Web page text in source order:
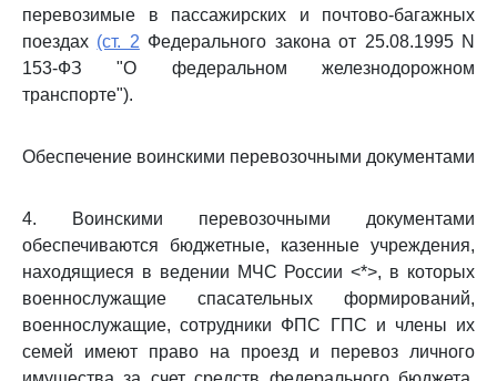
перевозимые в пассажирских и почтово-багажных
поездах (ст. 2 Федерального закона от 25.08.1995 N
153-ФЗ "О федеральном железнодорожном
транспорте").
Обеспечение воинскими перевозочными документами
4. Воинскими перевозочными документами
обеспечиваются бюджетные, казенные учреждения,
находящиеся в ведении МЧС России <*>, в которых
военнослужащие спасательных формирований,
военнослужащие, сотрудники ФПС ГПС и члены их
семей имеют право на проезд и перевоз личного